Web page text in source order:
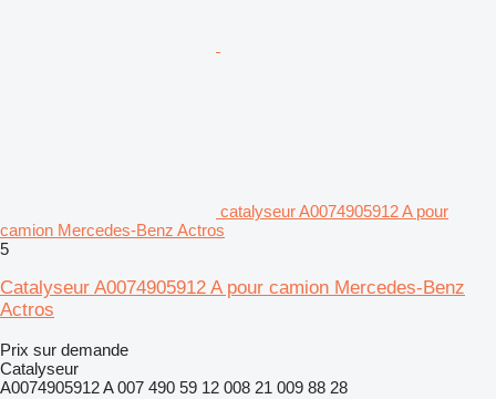
catalyseur A0074905912 A pour
camion Mercedes-Benz Actros
5
Catalyseur A0074905912 A pour camion Mercedes-Benz
Actros
Prix sur demande
Catalyseur
A0074905912 A 007 490 59 12 008 21 009 88 28